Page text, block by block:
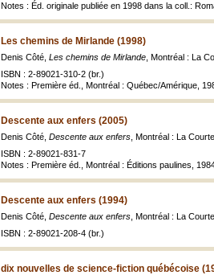
Notes : Éd. originale publiée en 1998 dans la coll.:
Les chemins de Mirlande (1998)
Denis Côté, Les chemins de Mirlande , Montréal : La
ISBN : 2-89021-310-2 (br.)
Notes : Première éd., Montréal : Québec/Amérique,
Descente aux enfers (2005)
Denis Côté, Descente aux enfers , Montréal : La
ISBN : 2-89021-831-7
Notes : Première éd., Montréal : Éditions paulines,
Descente aux enfers (1994)
Denis Côté, Descente aux enfers , Montréal : La
ISBN : 2-89021-208-4 (br.)
dix nouvelles de science-fiction québécoise